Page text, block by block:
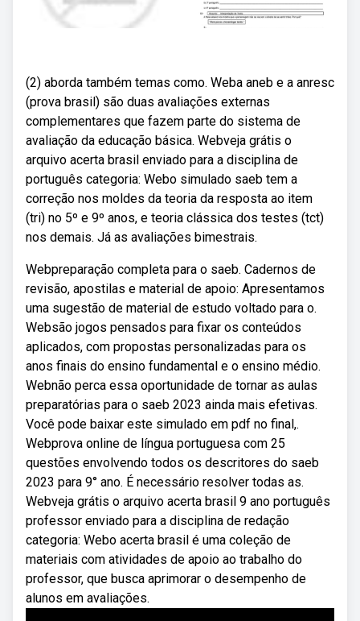
(2) aborda também temas como. Weba aneb e a anresc
(prova brasil) são duas avaliações externas
complementares que fazem parte do sistema de
avaliação da educação básica. Webveja grátis o
arquivo acerta brasil enviado para a disciplina de
português categoria: Webo simulado saeb tem a
correção nos moldes da teoria da resposta ao item
(tri) no 5º e 9º anos, e teoria clássica dos testes (tct)
nos demais. Já as avaliações bimestrais.
Webpreparação completa para o saeb. Cadernos de
revisão, apostilas e material de apoio: Apresentamos
uma sugestão de material de estudo voltado para o.
Websão jogos pensados para fixar os conteúdos
aplicados, com propostas personalizadas para os
anos finais do ensino fundamental e o ensino médio.
Webnão perca essa oportunidade de tornar as aulas
preparatórias para o saeb 2023 ainda mais efetivas.
Você pode baixar este simulado em pdf no final,.
Webprova online de língua portuguesa com 25
questões envolvendo todos os descritores do saeb
2023 para 9° ano. É necessário resolver todas as.
Webveja grátis o arquivo acerta brasil 9 ano português
professor enviado para a disciplina de redação
categoria: Webo acerta brasil é uma coleção de
materiais com atividades de apoio ao trabalho do
professor, que busca aprimorar o desempenho de
alunos em avaliações.